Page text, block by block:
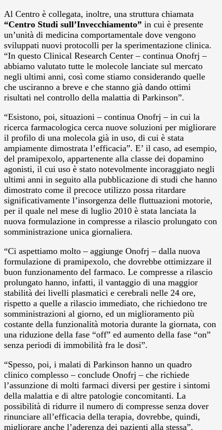
Al Centro è collegata, inoltre, una struttura chiamata
“Centro Studi sull’Invecchiamento” in cui è presente
un’unità di medicina comportamentale dove vengono
sviluppati nuovi protocolli per la sperimentazione clinica.
“In questo Clinical Research Center – continua Onofrj –
abbiamo valutato tutte le molecole lanciate sul mercato
negli ultimi anni, così come stiamo considerando quelle
che usciranno a breve e che stanno già dando ottimi
risultati nel controllo della malattia di Parkinson”.
“Esistono, poi, situazioni – continua Onofrj – in cui la
ricerca farmacologica cerca nuove soluzioni per migliorare
il profilo di una molecola già in uso, di cui è stata
ampiamente dimostrata l’efficacia”. E’ il caso, ad esempio,
del pramipexolo, appartenente alla classe dei dopamino
agonisti, il cui uso è stato notevolmente incoraggiato negli
ultimi anni in seguito alla pubblicazione di studi che hanno
dimostrato come il precoce utilizzo possa ritardare
significativamente l’insorgenza delle fluttuazioni motorie,
per il quale nel mese di luglio 2010 è stata lanciata la
nuova formulazione in compresse a rilascio prolungato con
somministrazione unica giornaliera.
“Ci aspettiamo molto – aggiunge Onofrj – dalla nuova
formulazione di pramipexolo, che dovrebbe ottimizzare il
buon funzionamento del farmaco. Le compresse a rilascio
prolungato hanno, infatti, il vantaggio di una maggior
stabilità dei livelli plasmatici e cerebrali nelle 24 ore,
rispetto a quelle a rilascio immediato, che richiedono tre
somministrazioni al giorno, ed un miglioramento più
costante della funzionalità motoria durante la giornata, con
una riduzione della fase “off” ed aumento della fase “on”
senza periodi di immobilità fra le dosi”.
“Spesso, poi, i malati di Parkinson hanno un quadro
clinico complesso – conclude Onofrj – che richiede
l’assunzione di molti farmaci diversi per gestire i sintomi
della malattia e di altre patologie concomitanti. La
possibilità di ridurre il numero di compresse senza dover
rinunciare all’efficacia della terapia, dovrebbe, quindi,
migliorare anche l’aderenza dei pazienti alla stessa”.